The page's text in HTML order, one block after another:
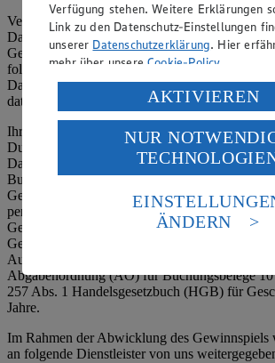
Verantwortlich für die Datenverarbeitung im
Datenschutzrechts ist die oben genannte
Gewinnspiels. Unseren
folgt: EDEKA Südwest Stiftung & Co. KG,
Datenschutzbeauftragter, Edekastraße 1,
datenschutz@edeka-suedwest.de
Ihre personenbezogenen Daten werden
Durchführung des oben genannten
Datenverarbeitung erfolgt auf Rechtsgrundlage
Buchstabe b) DSGVO, sofern dies zur
Gewinnspielvertrages mit Ihnen erforderlich ist.
personenbezogenen Daten werden nach
Gewinnspiels gelöscht. Für die Daten der
Gewinner bestehen steuer- und handelsrechtliche
Aufbewahrungsfristen. Diese betragen gemäß §
Abgabenordnung (AO) für Buchungsbelege 10
257 Abs. 1 Handelsgesetzbuch (HGB) für
Jahre.
Im Rahmen der Abwicklung des Gewinnspiels
an folgende Dienstleister von uns
Verfügung stehen. Weitere Erklärungen
Link zu den Datenschutz-Einstellungen
unserer Datenschutzerklärung. Hier
mehr über unsereCookie-Policy.
Verarbeitung deiner personenbezogenen
USA durch Facebook und YouTube:
Wenn du auf „Aktivieren“ klickst, willigst
des Art. 49 Abs. 1 Satz 1 lit. a) DSGVO
Daten in den USA verarbeitet werden.
die USA als Land mit einem nach
Standards nicht angemessenen
Es besteht das Risiko eines Zugriffs durch
Informationen zum Herausgeber der
imImpressum
AKTIVIEREN
NUR
ÄNDERN